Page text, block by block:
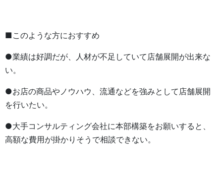
■このような方におすすめ
●業績は好調だが、人材が不足していて店舗展開が出来な
い。
●お店の商品やノウハウ、流通などを強みとして店舗展開
を行いたい。
●大手コンサルティング会社に本部構築をお願いすると、
高額な費用が掛かりそうで相談できない。